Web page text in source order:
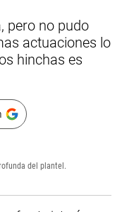
pero no pudo
actuaciones lo
hinchas es
del plantel.